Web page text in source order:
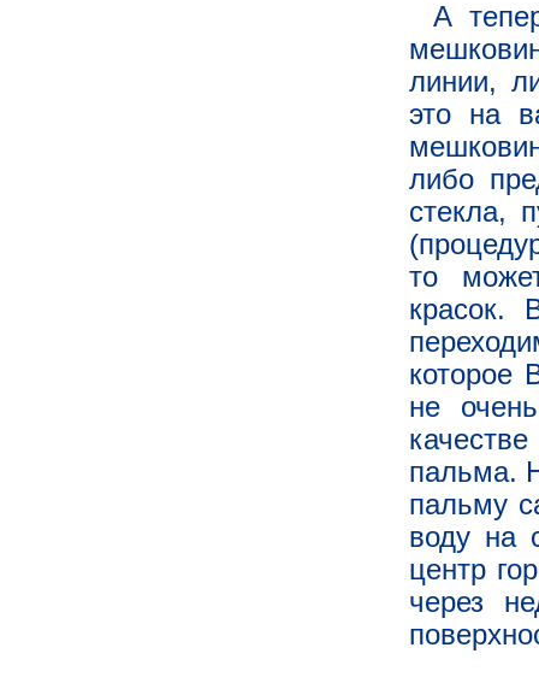
А
линии,
это на
либо
стекла,
то
красок.
которое
не
пальма.
пальму
воду на
центр
через